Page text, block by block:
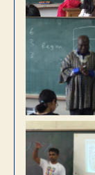
ガ